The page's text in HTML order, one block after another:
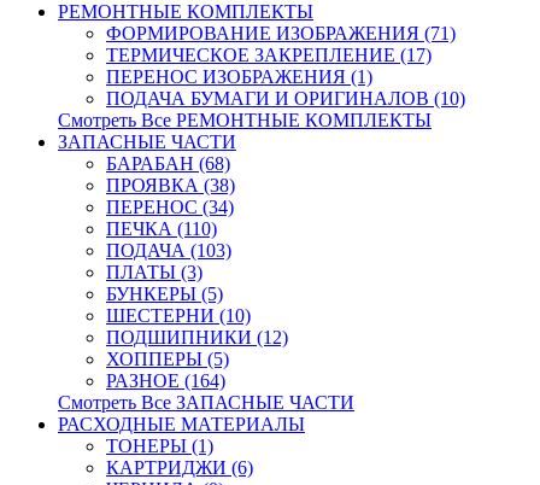
РЕМОНТНЫЕ КОМПЛЕКТЫ
ФОРМИРОВАНИЕ ИЗОБРАЖЕНИЯ (71)
ТЕРМИЧЕСКОЕ ЗАКРЕПЛЕНИЕ (17)
ПЕРЕНОС ИЗОБРАЖЕНИЯ (1)
ПОДАЧА БУМАГИ И ОРИГИНАЛОВ (10)
Смотреть Все РЕМОНТНЫЕ КОМПЛЕКТЫ
ЗАПАСНЫЕ ЧАСТИ
БАРАБАН (68)
ПРОЯВКА (38)
ПЕРЕНОС (34)
ПЕЧКА (110)
ПОДАЧА (103)
ПЛАТЫ (3)
БУНКЕРЫ (5)
ШЕСТЕРНИ (10)
ПОДШИПНИКИ (12)
ХОППЕРЫ (5)
РАЗНОЕ (164)
Смотреть Все ЗАПАСНЫЕ ЧАСТИ
РАСХОДНЫЕ МАТЕРИАЛЫ
ТОНЕРЫ (1)
КАРТРИДЖИ (6)